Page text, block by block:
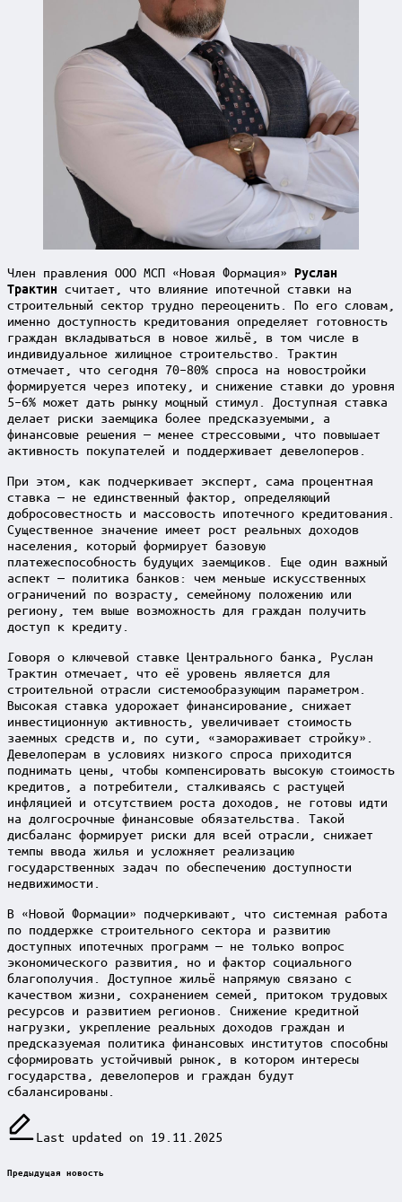
Член правления ООО МСП «Новая Формация» Руслан
Трактин считает, что влияние ипотечной ставки на
строительный сектор трудно переоценить. По его словам,
именно доступность кредитования определяет готовность
граждан вкладываться в новое жильё, в том числе в
индивидуальное жилищное строительство. Трактин
отмечает, что сегодня 70–80% спроса на новостройки
формируется через ипотеку, и снижение ставки до уровня
5–6% может дать рынку мощный стимул. Доступная ставка
делает риски заемщика более предсказуемыми, а
финансовые решения — менее стрессовыми, что повышает
активность покупателей и поддерживает девелоперов.
При этом, как подчеркивает эксперт, сама процентная
ставка — не единственный фактор, определяющий
добросовестность и массовость ипотечного кредитования.
Существенное значение имеет рост реальных доходов
населения, который формирует базовую
платежеспособность будущих заемщиков. Еще один важный
аспект — политика банков: чем меньше искусственных
ограничений по возрасту, семейному положению или
региону, тем выше возможность для граждан получить
доступ к кредиту.
Говоря о ключевой ставке Центрального банка, Руслан
Трактин отмечает, что её уровень является для
строительной отрасли системообразующим параметром.
Высокая ставка удорожает финансирование, снижает
инвестиционную активность, увеличивает стоимость
заемных средств и, по сути, «замораживает стройку».
Девелоперам в условиях низкого спроса приходится
поднимать цены, чтобы компенсировать высокую стоимость
кредитов, а потребители, сталкиваясь с растущей
инфляцией и отсутствием роста доходов, не готовы идти
на долгосрочные финансовые обязательства. Такой
дисбаланс формирует риски для всей отрасли, снижает
темпы ввода жилья и усложняет реализацию
государственных задач по обеспечению доступности
недвижимости.
В «Новой Формации» подчеркивают, что системная работа
по поддержке строительного сектора и развитию
доступных ипотечных программ — не только вопрос
экономического развития, но и фактор социального
благополучия. Доступное жильё напрямую связано с
качеством жизни, сохранением семей, притоком трудовых
ресурсов и развитием регионов. Снижение кредитной
нагрузки, укрепление реальных доходов граждан и
предсказуемая политика финансовых институтов способны
сформировать устойчивый рынок, в котором интересы
государства, девелоперов и граждан будут
сбалансированы.
Last updated on 19.11.2025
Post
Предыдущая новость